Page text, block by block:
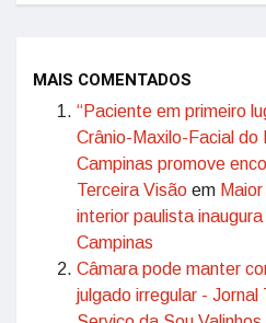
MAIS COMENTADOS
“Paciente em primeiro
Crânio-Maxilo-Facial do
Campinas promove
Terceira Visão em
interior paulista
Campinas
Câmara pode manter
julgado irregular - Jornal